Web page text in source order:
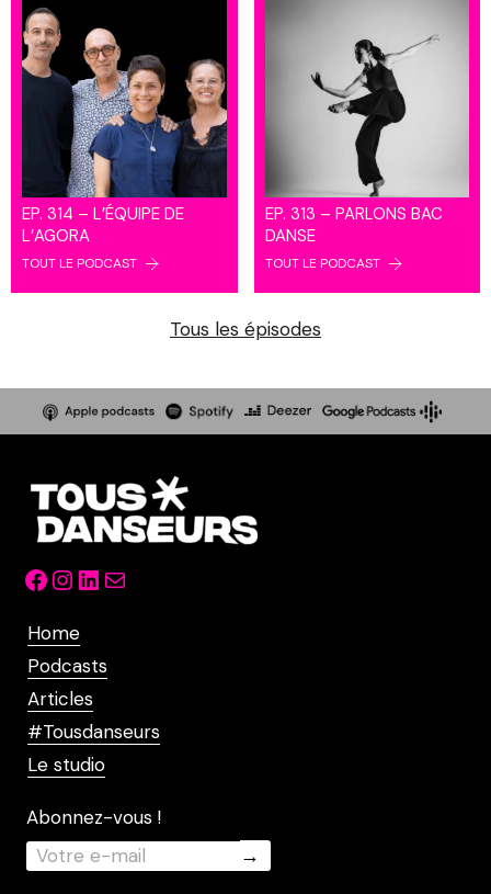
EP. 314 – L’ÉQUIPE DE
L’AGORA
TOUT LE PODCAST
EP. 313 – PARLONS BAC
DANSE
TOUT LE PODCAST
Tous les épisodes
Facebook
Instagram
LinkedIn
Mail
Home
Podcasts
Articles
#Tousdanseurs
Le studio
Abonnez-vous !